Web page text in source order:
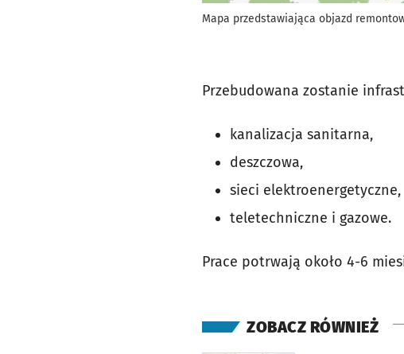
Mapa przedstawiająca objazd
Przebudowana zostanie
kanalizacja sanitarna,
deszczowa,
sieci elektroenergetyczne,
teletechniczne i gazowe.
Prace potrwają około 4-6
ZOBACZ RÓWNIEŻ